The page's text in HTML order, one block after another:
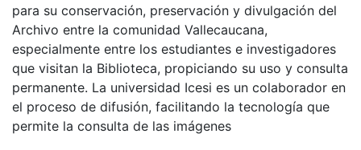
para su conservación, preservación y divulgación del
Archivo entre la comunidad Vallecaucana,
especialmente entre los estudiantes e investigadores
que visitan la Biblioteca, propiciando su uso y consulta
permanente. La universidad Icesi es un colaborador en
el proceso de difusión, facilitando la tecnología que
permite la consulta de las imágenes